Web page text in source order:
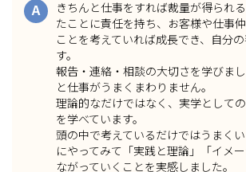
A
きちんと仕事をすれば裁量が得られ
たことに責任を持ち、お客様や仕事
ことを考えていれば成長でき、自分
す。
報告・連絡・相談の大切さを学びま
と仕事がうまくまわりません。
理論的なだけではなく、実学としての
を学べています。
頭の中で考えているだけではうまく
にやってみて「実践と理論」「イメ
ながっていくことを実感しました。